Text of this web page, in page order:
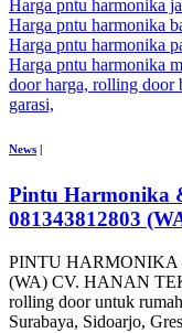
News
Pintu Harmonika
081343812803
PINTU HARMONIKA
(WA) CV. HANAN
rolling door untuk
Surabaya, Sidoarjo,